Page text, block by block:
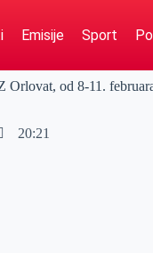
Emisije Sport
od 8-11.
20:21